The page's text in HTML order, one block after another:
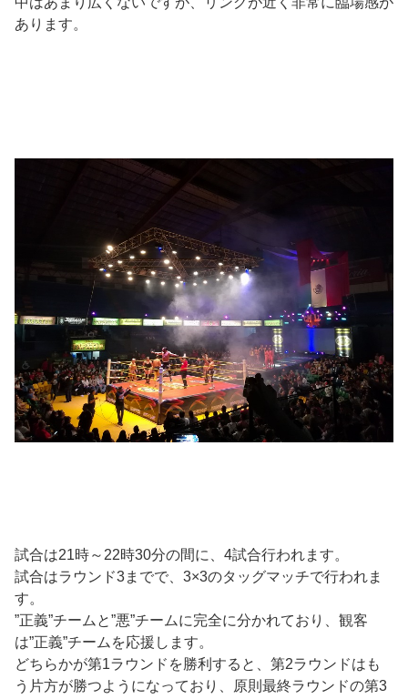
あります。
試合は21時～22時30分の間に、4試合行われます。
試合はラウンド3までで、3×3のタッグマッチで行われま
す。
”正義”チームと”悪”チームに完全に分かれており、観客
は”正義”チームを応援します。
どちらかが第1ラウンドを勝利すると、第2ラウンドはも
う片方が勝つようになっており、原則最終ラウンドの第3